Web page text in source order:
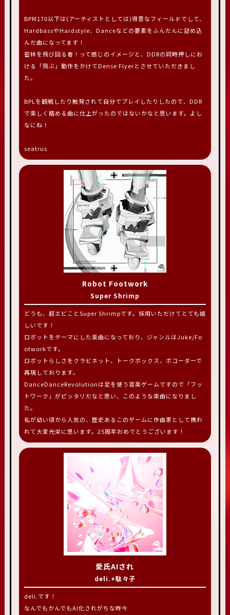
BPM170以下は(アーティストとしては)得意なフィールドでして、
HardbassやHardstyle、Danceなどの要素をふんだんに詰め込
んだ曲になってます！
密林を飛び回る者！って感じのイメージと、DDRの同時押しにお
ける「飛ぶ」動作をかけてDense Flyerとさせていただきまし
た。
BPLを観戦したり触発されて自分でプレイしたりしたので、DDR
で楽しく踏める曲に仕上がったのではないかなと思います。よし
なにね！
seatrus
Robot Footwork
Super Shrimp
どうも、超エビことSuper Shrimpです。採用いただけてとても嬉
しいです！
ロボットをテーマにした楽曲になっており、ジャンルはJuke/Fo
otworkです。
ロボットらしさをクラビネット、トークボックス、ボコーダーで
再現しております。
DanceDanceRevolutionは足を使う音楽ゲームですので「フッ
トワーク」がピッタリだなと思い、このような楽曲になりまし
た。
私が幼い頃から人気の、歴史あるこのゲームに作曲家として携わ
れて大変光栄に思います。25周年おめでとうございます！
愛氏AIされ
deli.+駄々子
deli.です！
なんでもかんでもAI化されがちな昨今